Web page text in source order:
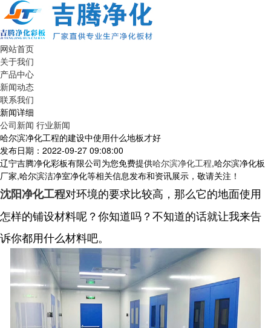
网站首页
关于我们
产品中心
新闻动态
联系我们
新闻详细
公司新闻 行业新闻
哈尔滨净化工程的建设中使用什么地板才好
发布日期：2022-09-27 09:08:00
辽宁吉腾净化彩板有限公司为您免费提供哈尔滨净化工程,哈尔滨净化板
厂家,哈尔滨洁净室净化等相关信息发布和资讯展示，敬请关注！
沈阳净化工程对环境的要求比较高，那么它的地面使用
怎样的铺设材料呢？你知道吗？不知道的话就让我来告
诉你都用什么材料吧。